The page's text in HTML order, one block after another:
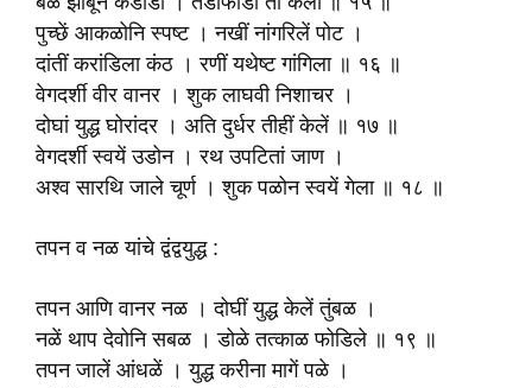
पुच्छें आकळोनि स्पष्ट । नखीं नांगरिलें पोट ।
दांतीं करांडिला कंठ । रणीं यथेष्ट गांगिला ॥ १६ ॥
वेगदर्शी वीर वानर । शुक लाघवी निशाचर ।
दोघां युद्ध घोरांदर । अति दुर्धर तीहीं केलें ॥ १७ ॥
वेगदर्शी स्वयें उडोन । रथ उपटितां जाण ।
अश्व सारथि जाले चूर्ण । शुक पळोन स्वयें गेला ॥ १८ ॥
तपन व नळ यांचे द्वंद्वयुद्ध :
तपन आणि वानर नळ । दोघीं युद्ध केलें तुंबळ ।
नळें थाप देवोनि सबळ । डोळे तत्काळ फोडिले ॥ १९ ॥
तपन जालें आंधळें । युद्ध करीना मागें पळे ।